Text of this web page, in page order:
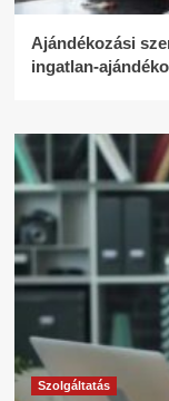
Ajándékozási
ingatlan-
Szolgáltatás